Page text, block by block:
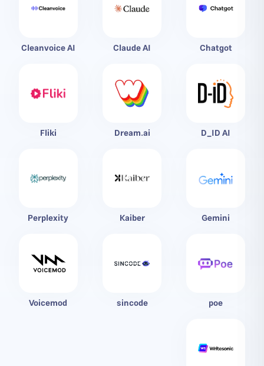
Chatgot
Claude AI
Cleanvoice AI
D_ID AI
Dream.ai
Fliki
Gemini
Kaiber
Perplexity
poe
sincode
Voicemod